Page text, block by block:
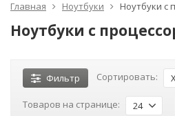
Главная Ноутбуки Ноутбуки с
Ноутбуки с
Фильтр Сортировать:
Товаров на странице: 24